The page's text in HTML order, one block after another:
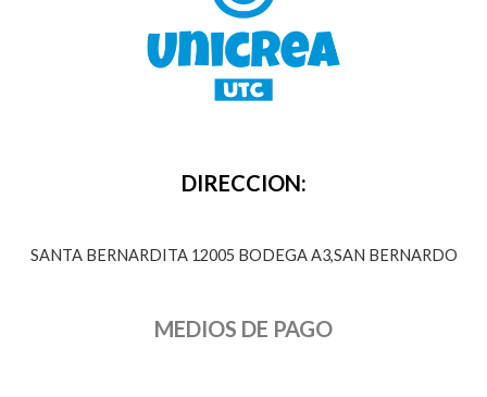
DIRECCION:
SANTA BERNARDITA 12005 BODEGA A3,SAN BERNARDO
MEDIOS DE PAGO